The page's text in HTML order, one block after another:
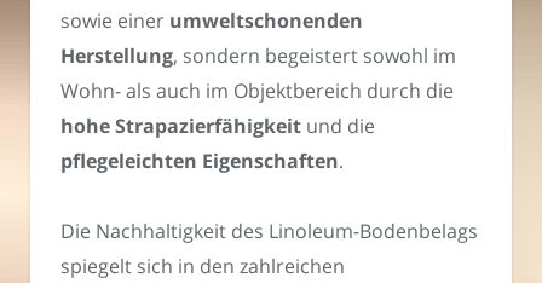
sowie einer umweltschonenden
Herstellung, sondern begeistert sowohl im
Wohn- als auch im Objektbereich durch die
hohe Strapazierfähigkeit und die
pflegeleichten Eigenschaften.
Die Nachhaltigkeit des Linoleum-Bodenbelags
spiegelt sich in den zahlreichen